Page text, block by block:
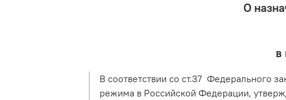
О
в
В соответствии со ст.37 Федерального
режима в Российской Федерации,